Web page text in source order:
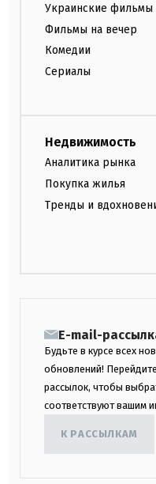
Украинские фильмы
Фильмы на вечер
Комедии
Сериалы
Недвижимость
Аналитика рынка
Покупка жилья
Тренды и
E-mail-
Будьте в курсе всех
обновлений!
рассылок, чтобы
соответствуют вашим
К РАССЫЛКАМ